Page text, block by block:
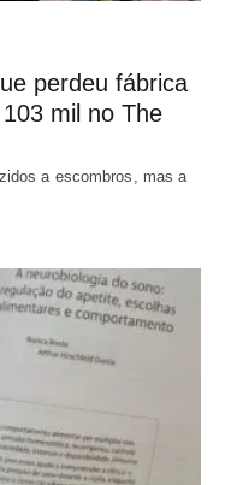
perdeu fábrica
mil no The
a escombros, mas a